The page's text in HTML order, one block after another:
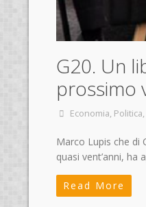
G20. Un
prossimo
Economia, Politica,
Marco Lupis che di
quasi vent’anni,
Read More